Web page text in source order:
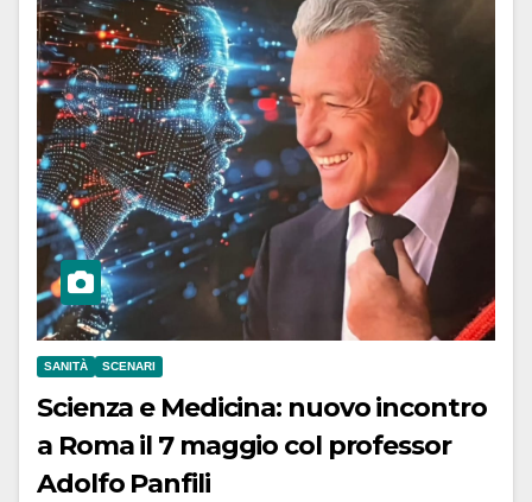
SANITÀ SCENARI
Scienza e Medicina: nuovo incontro
a Roma il 7 maggio col professor
Adolfo Panfili